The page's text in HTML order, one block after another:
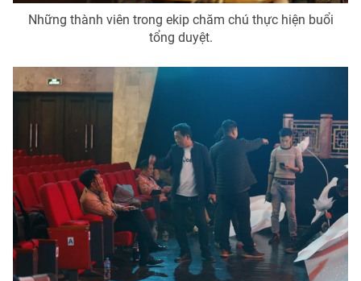
Những thành viên trong ekip chăm chú thực hiện buổi
tổng duyệt.